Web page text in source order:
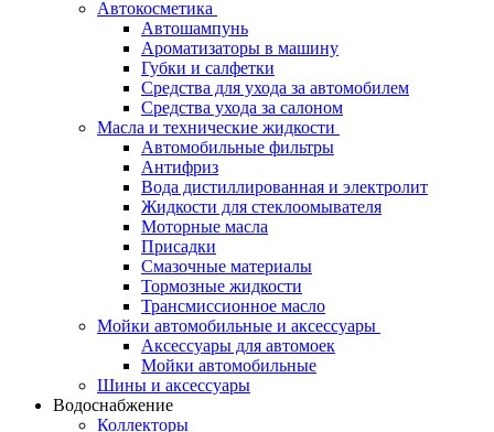
Автокосметика
Автошампунь
Ароматизаторы в машину
Губки и салфетки
Средства для ухода за автомобилем
Средства ухода за салоном
Масла и технические жидкости
Автомобильные фильтры
Антифриз
Вода дистиллированная и электролит
Жидкости для стеклоомывателя
Моторные масла
Присадки
Смазочные материалы
Тормозные жидкости
Трансмиссионное масло
Мойки автомобильные и аксессуары
Аксессуары для автомоек
Мойки автомобильные
Шины и аксессуары
Водоснабжение
Коллекторы